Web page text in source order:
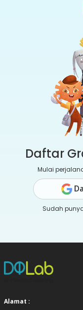
Daftar
Mulai
Sudah
Alamat :